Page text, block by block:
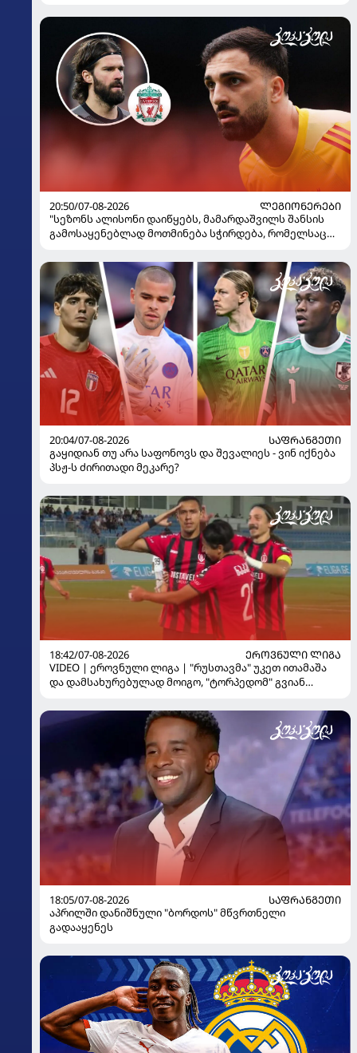
20:50/07-08-2026
ᲚᲔᲒᲘᲝᲜᲔᲠᲔᲑᲘ
"სეზონს ალისონი დაიწყებს, მამარდაშვილს შანსის
გამოსაყენებლად მოთმინება სჭირდება, რომელსაც
ყოფილმა მეკარემ
20:04/07-08-2026
ᲡᲐᲤᲠᲐᲜᲒᲔᲗᲘ
გაყიდიან თუ არა საფონოვს და შევალიეს - ვინ იქნება
პსჟ-ს ძირითადი მეკარე?
18:42/07-08-2026
ᲔᲠᲝᲕᲜᲣᲚᲘ ᲚᲘᲒᲐ
VIDEO | ეროვნული ლიგა | "რუსთავმა" უკეთ ითამაშა
და დამსახურებულად მოიგო, "ტორპედომ" გვიან
18:05/07-08-2026
ᲡᲐᲤᲠᲐᲜᲒᲔᲗᲘ
აპრილში დანიშნული "ბორდოს" მწვრთნელი
გადააყენეს